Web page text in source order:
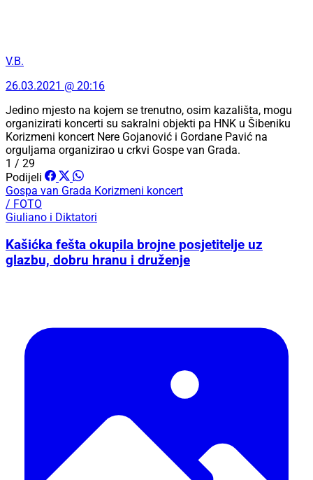
V.B.
26.03.2021 @ 20:16
Jedino mjesto na kojem se trenutno, osim kazališta, mogu
organizirati koncerti su sakralni objekti pa HNK u Šibeniku
Korizmeni koncert Nere Gojanović i Gordane Pavić na
orguljama organizirao u crkvi Gospe van Grada.
1 / 29
Podijeli
Gospa van Grada Korizmeni koncert
/ FOTO
Giuliano i Diktatori
Kašićka fešta okupila brojne posjetitelje uz
glazbu, dobru hranu i druženje